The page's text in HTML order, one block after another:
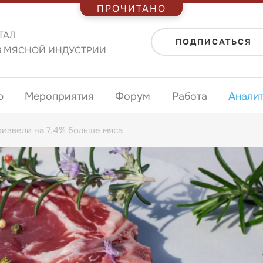
МЯСНОЙ ИНДУСТРИИ
ПОДПИСАТЬСЯ
Мероприятия Форум Работа
на 7,4% больше мяса
ПРОЧИТАНО